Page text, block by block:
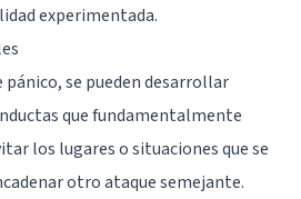
experimentada.
pánico, se pueden desarrollar
que fundamentalmente
los lugares o situaciones que se
otro ataque semejante.